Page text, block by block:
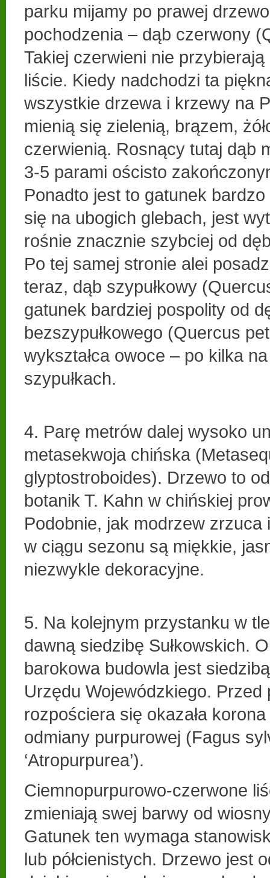
parku mijamy po prawej
pochodzenia – dąb czerwony
Takiej czerwieni nie
liście. Kiedy nadchodzi ta
wszystkie drzewa i krzewy na
mienią się zielenią, brązem,
czerwienią. Rosnący tutaj dąb
3-5 parami ościsto
Ponadto jest to gatunek
się na ubogich glebach, jest
rośnie znacznie szybciej od
Po tej samej stronie alei
teraz, dąb szypułkowy
gatunek bardziej pospolity od
bezszypułkowego (Quercus
wykształca owoce – po kilka na
szypułkach.
4. Parę metrów dalej wysoko
metasekwoja chińska
glyptostroboides). Drzewo to
botanik T. Kahn w chińskiej
Podobnie, jak modrzew zrzuca
w ciągu sezonu są miękkie,
niezwykle dekoracyjne.
5. Na kolejnym przystanku w
dawną siedzibę Sułkowskich.
barokowa budowla jest
Urzędu Wojewódzkiego. Przed
rozpościera się okazała
odmiany purpurowej (Fagus
‘Atropurpurea’).
Ciemnopurpurowo-czerwone
zmieniają swej barwy od
Gatunek ten wymaga
lub półcienistych. Drzewo jest